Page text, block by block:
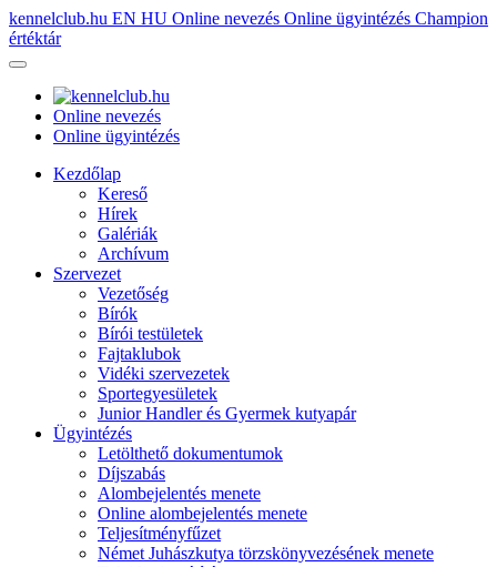
kennelclub.hu EN HU Online nevezés Online ügyintézés Champion
értéktár
Online nevezés
Online ügyintézés
Kezdőlap
Kereső
Hírek
Galériák
Archívum
Szervezet
Vezetőség
Bírók
Bírói testületek
Fajtaklubok
Vidéki szervezetek
Sportegyesületek
Junior Handler és Gyermek kutyapár
Ügyintézés
Letölthető dokumentumok
Díjszabás
Alombejelentés menete
Online alombejelentés menete
Teljesítményfűzet
Német Juhászkutya törzskönyvezésének menete